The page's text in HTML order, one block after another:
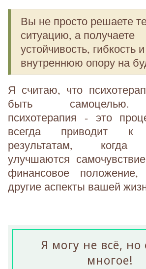
Вы не просто решаете
ситуацию, а получаете
устойчивость, гибкость и
внутреннюю опору на
Я считаю, что
быть самоцелью.
психотерапия - это
всегда приводит к
результатам, когда
улучшаются
финансовое
другие аспекты вашей
Я могу не всё, но
многое!